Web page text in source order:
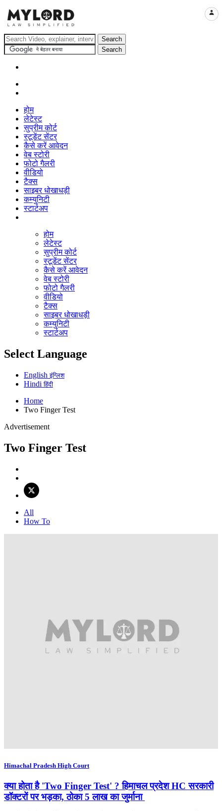
होम
लेटेस्ट
सुप्रीम कोर्ट
स्टूडेंट सेंटर
कैसे करें आवेदन
वेब स्टोरी
फोटो गैलरी
वीडियो
टैक्स
साइबर धोखाधड़ी
कम्युनिटी
स्टार्टअप
होम
लेटेस्ट
सुप्रीम कोर्ट
स्टूडेंट सेंटर
कैसे करें आवेदन
वेब स्टोरी
फोटो गैलरी
वीडियो
टैक्स
साइबर धोखाधड़ी
कम्युनिटी
स्टार्टअप
Select Language
Englishइंग्लिश
Hindiहिंदी
Home
Two Finger Test
Advertisement
Two Finger Test
All
How To
Himachal Pradesh High Court
क्या होता है 'Two Finger Test' ? हिमाचल प्रदेश HC सरकारी
डॉक्टरों पर भड़का, ठोका 5 लाख का जुर्माना